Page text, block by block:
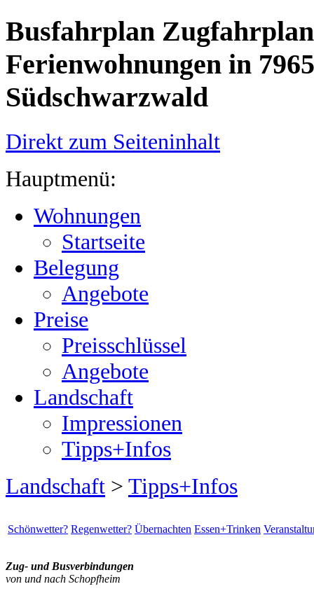
Busfahrplan
Ferienwohnungen in
Südschwarzwald
Direkt zum Seiteninhalt
Hauptmenü:
Wohnungen
Startseite
Belegung
Angebote
Preise
Preisschlüssel
Angebote
Landschaft
Impressionen
Tipps+Infos
Landschaft > Tipps+Infos
Schönwetter? Regenwetter? Übernachten Essen+Trinken
Zug- und Busverbindungen
von und nach Schopfheim